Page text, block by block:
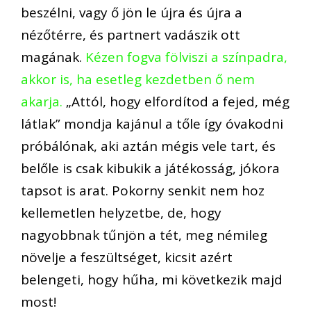
beszélni, vagy ő jön le újra és újra a
nézőtérre, és partnert vadászik ott
magának. Kézen fogva fölviszi a színpadra,
akkor is, ha esetleg kezdetben ő nem
akarja. „Attól, hogy elfordítod a fejed, még
látlak” mondja kajánul a tőle így óvakodni
próbálónak, aki aztán mégis vele tart, és
belőle is csak kibukik a játékosság, jókora
tapsot is arat. Pokorny senkit nem hoz
kellemetlen helyzetbe, de, hogy
nagyobbnak tűnjön a tét, meg némileg
növelje a feszültséget, kicsit azért
belengeti, hogy hűha, mi következik majd
most!